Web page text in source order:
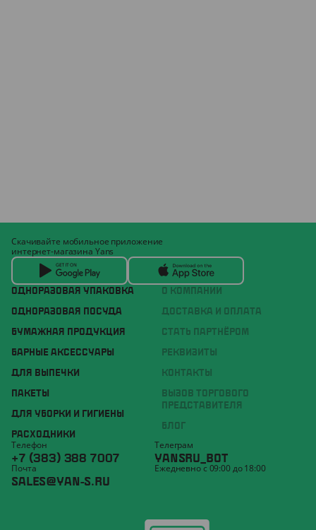
ОДНОРАЗОВАЯ УПАКОВКА
ОДНОРАЗОВАЯ ПОСУДА
БУМАЖНАЯ ПРОДУКЦИЯ
БАРНЫЕ АКСЕССУАРЫ
ДЛЯ ВЫПЕЧКИ
ПАКЕТЫ
ДЛЯ УБОРКИ И ГИГИЕНЫ
РАСХОДНИКИ
О КОМПАНИИ
ДОСТАВКА И ОПЛАТА
СТАТЬ ПАРТНЁРОМ
РЕКВИЗИТЫ
КОНТАКТЫ
ВЫЗОВ ТОРГОВОГО
ПРЕДСТАВИТЕЛЯ
БЛОГ
Скачивайте мобильное приложение
интернет-магазина Yans
Телефон
+7 (383) 388 7007
Телеграм
YANSRU_BOT
Почта
SALES@YAN-S.RU
Ежедневно с 09:00 до 18:00